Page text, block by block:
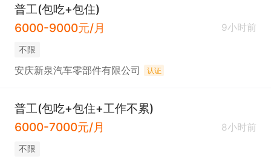
普工(包吃+包住)
6000-9000元/月
9小时前
不限
安庆新泉汽车零部件有限公司 认证
普工(包吃+包住+工作不累)
6000-7000元/月
8小时前
不限